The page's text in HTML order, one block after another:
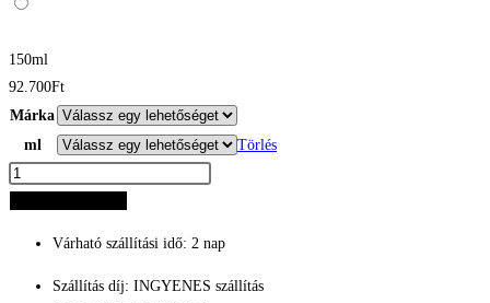
150ml
92.700Ft
Márka
ml
Törlés
Tom
Várható szállítási idő: 2 nap
Szállítás díj: INGYENES szállítás